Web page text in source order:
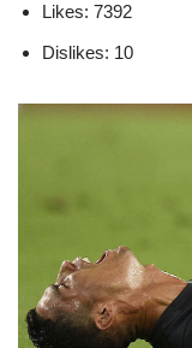
Likes: 7392
Dislikes: 10